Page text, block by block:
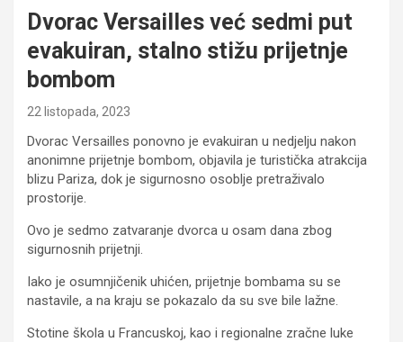
Dvorac Versailles već sedmi put
evakuiran, stalno stižu prijetnje
bombom
22 listopada, 2023
Dvorac Versailles ponovno je evakuiran u nedjelju nakon
anonimne prijetnje bombom, objavila je turistička atrakcija
blizu Pariza, dok je sigurnosno osoblje pretraživalo
prostorije.
Ovo je sedmo zatvaranje dvorca u osam dana zbog
sigurnosnih prijetnji.
Iako je osumnjičenik uhićen, prijetnje bombama su se
nastavile, a na kraju se pokazalo da su sve bile lažne.
Stotine škola u Francuskoj, kao i regionalne zračne luke